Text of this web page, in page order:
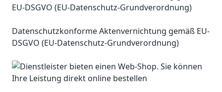
Datenschutzkonforme Aktenvernichtung gemäß EU-
DSGVO (EU-Datenschutz-Grundverordnung)